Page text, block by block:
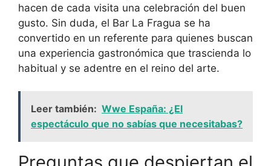
hacen de cada visita una celebración del buen
gusto. Sin duda, el Bar La Fragua se ha
convertido en un referente para quienes buscan
una experiencia gastronómica que trascienda lo
habitual y se adentre en el reino del arte.
Leer también: Wwe España: ¿El
espectáculo que no sabías que necesitabas?